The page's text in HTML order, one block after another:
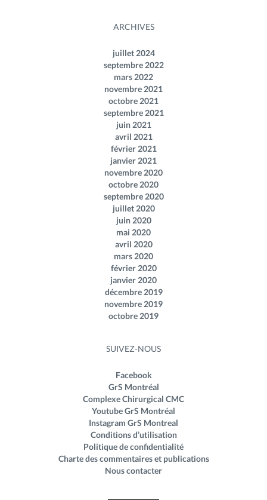
ARCHIVES
juillet 2024
septembre 2022
mars 2022
novembre 2021
octobre 2021
septembre 2021
juin 2021
avril 2021
février 2021
janvier 2021
novembre 2020
octobre 2020
septembre 2020
juillet 2020
juin 2020
mai 2020
avril 2020
mars 2020
février 2020
janvier 2020
décembre 2019
novembre 2019
octobre 2019
SUIVEZ-NOUS
Facebook
GrS Montréal
Complexe Chirurgical CMC
Youtube GrS Montréal
Instagram GrS Montreal
Conditions d’utilisation
Politique de confidentialité
Charte des commentaires et publications
Nous contacter